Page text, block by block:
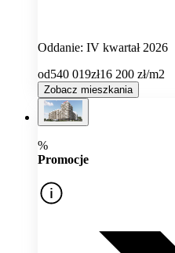
Oddanie: IV kwartał 2026
od540 019zł16 200 zł/m2
Zobacz mieszkania
%
Promocje